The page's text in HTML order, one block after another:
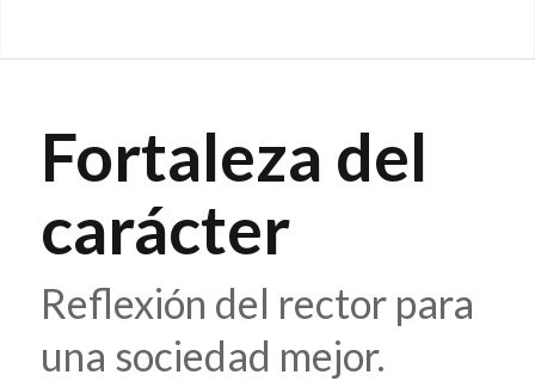
Fortaleza del
carácter
Reflexión del rector para
una sociedad mejor.